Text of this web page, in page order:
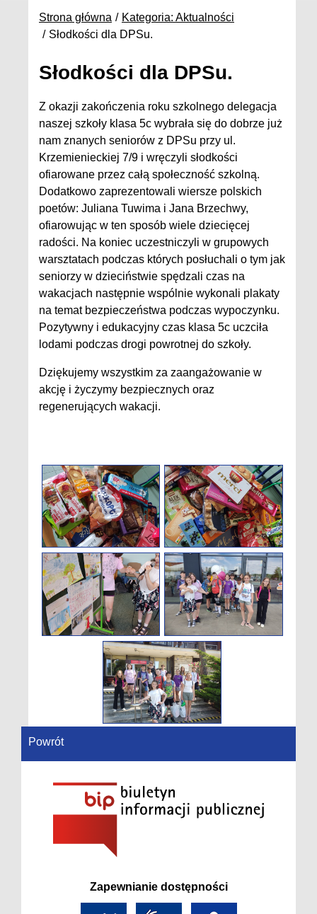
Strona główna
Kategoria: Aktualności
Słodkości dla DPSu.
Słodkości dla DPSu.
Z okazji zakończenia roku szkolnego delegacja
naszej szkoły klasa 5c wybrała się do dobrze już
nam znanych seniorów z DPSu przy ul.
Krzemienieckiej 7/9 i wręczyli słodkości
ofiarowane przez całą społeczność szkolną.
Dodatkowo zaprezentowali wiersze polskich
poetów: Juliana Tuwima i Jana Brzechwy,
ofiarowując w ten sposób wiele dziecięcej
radości. Na koniec uczestniczyli w grupowych
warsztatach podczas których posłuchali o tym jak
seniorzy w dzieciństwie spędzali czas na
wakacjach następnie wspólnie wykonali plakaty
na temat bezpieczeństwa podczas wypoczynku.
Pozytywny i edukacyjny czas klasa 5c uczciła
lodami podczas drogi powrotnej do szkoły.
Dziękujemy wszystkim za zaangażowanie w
akcję i życzymy bezpiecznych oraz
regenerujących wakacji.
Powrót
Zapewnianie dostępności